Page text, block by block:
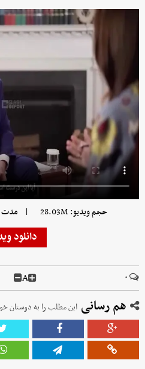
حجم ویدیو: 28.03M | مدت
دانلود
۰ A
هم رسانی این مطلب را به دوستان